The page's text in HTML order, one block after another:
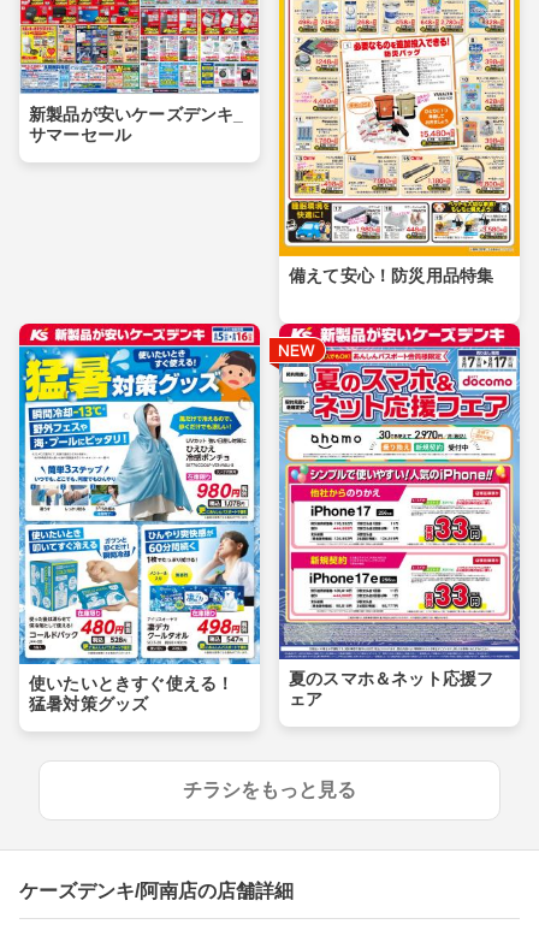
新製品が安いケーズデンキ_
サマーセール
備えて安心！防災用品特集
使いたいときすぐ使える！
猛暑対策グッズ
夏のスマホ＆ネット応援フ
ェア
チラシをもっと見る
ケーズデンキ/阿南店の店舗詳細